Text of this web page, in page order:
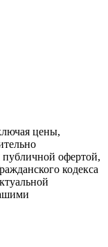
цены,
офертой,
кодекса